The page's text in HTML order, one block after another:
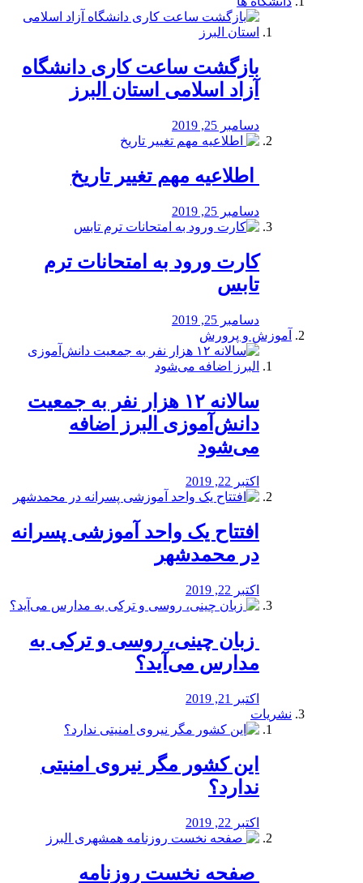
بازگشت ساعت کاری دانشگاه
آزاد اسلامی استان البرز
دسامبر 25, 2019
️ اطلاعیه مهم تغییر تاریخ
دسامبر 25, 2019
کارت ورود به امتحانات ترم
تابس
دسامبر 25, 2019
آموزش و پرورش
️سالانه ۱۲ هزار نفر به جمعیت
دانش‌آموزی البرز اضافه
می‌شود
اکتبر 22, 2019
افتتاح یک واحد آموزشی پسرانه
در محمدشهر
اکتبر 22, 2019
️ زبان چینی، روسی و ترکی به
مدارس می‌آید؟
اکتبر 21, 2019
نشریات
این کشور مگر نیروی امنیتی
ندارد؟
اکتبر 22, 2019
️ صفحه نخست روزنامه‌